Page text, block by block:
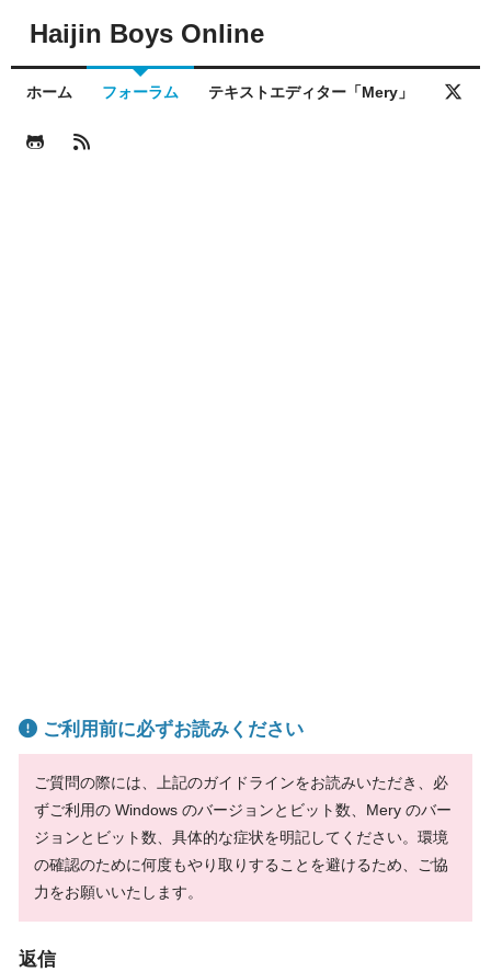
Haijin Boys Online
ホーム フォーラム テキストエディター「Mery」
ご利用前に必ずお読みください
ご質問の際には、上記のガイドラインをお読みいただき、必
ずご利用の Windows のバージョンとビット数、Mery のバー
ジョンとビット数、具体的な症状を明記してください。環境
の確認のために何度もやり取りすることを避けるため、ご協
力をお願いいたします。
返信